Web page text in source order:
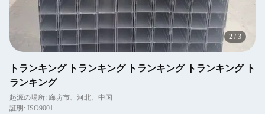
2 /3
トランキング トランキング トランキング トランキング ト
ランキング
起源の場所: 廊坊市、河北、中国
証明: ISO9001